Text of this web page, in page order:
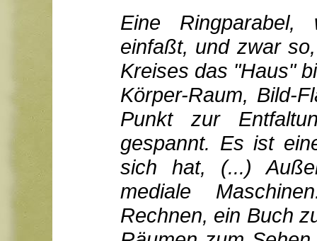
Eine
einfaßt, und zwar
Kreises das "Haus"
Körper-Raum, Bild-
Punkt zur
gespannt. Es ist
sich hat, (...)
mediale
Rechnen, ein Buch